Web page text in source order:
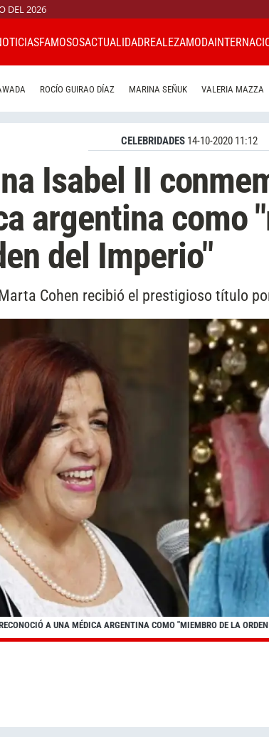
DEL 2026
FAMOSOSACTUALIDADREALEZAMODA
ROCÍO GUIRAO DÍAZ MARINA SEÑUK VALERIA MAZZA
CELEBRIDADES 14-10-2020 11:12
Isabel II
argentina como
del Imperio"
Cohen recibió el prestigioso título
A UNA MÉDICA ARGENTINA COMO "MIEMBRO DE LA